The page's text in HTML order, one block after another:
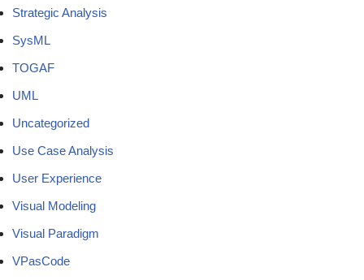
Strategic Analysis
SysML
TOGAF
UML
Uncategorized
Use Case Analysis
User Experience
Visual Modeling
Visual Paradigm
VPasCode